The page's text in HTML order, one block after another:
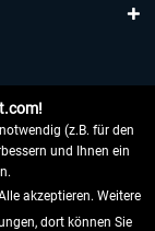
(z.B. für den
und Ihnen ein
akzeptieren. Weitere
dort können Sie